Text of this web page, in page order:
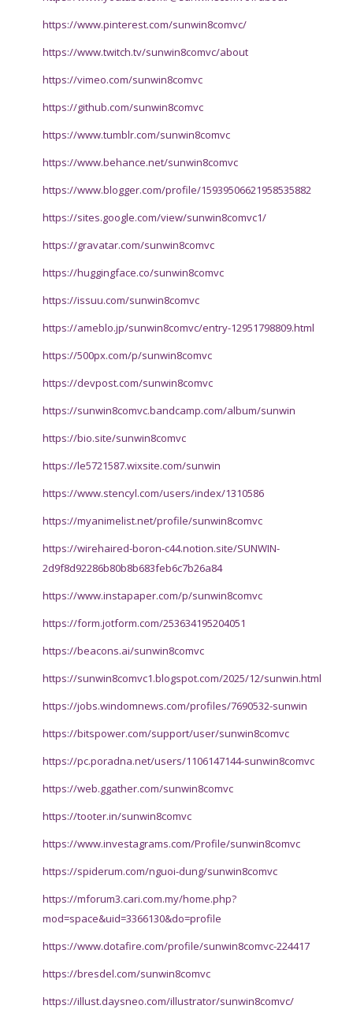
https://www.pinterest.com/sunwin8comvc/
https://www.twitch.tv/sunwin8comvc/about
https://vimeo.com/sunwin8comvc
https://github.com/sunwin8comvc
https://www.tumblr.com/sunwin8comvc
https://www.behance.net/sunwin8comvc
https://www.blogger.com/profile/15939506621958535882
https://sites.google.com/view/sunwin8comvc1/
https://gravatar.com/sunwin8comvc
https://huggingface.co/sunwin8comvc
https://issuu.com/sunwin8comvc
https://ameblo.jp/sunwin8comvc/entry-12951798809.html
https://500px.com/p/sunwin8comvc
https://devpost.com/sunwin8comvc
https://sunwin8comvc.bandcamp.com/album/sunwin
https://bio.site/sunwin8comvc
https://le5721587.wixsite.com/sunwin
https://www.stencyl.com/users/index/1310586
https://myanimelist.net/profile/sunwin8comvc
https://wirehaired-boron-c44.notion.site/SUNWIN-
2d9f8d92286b80b8b683feb6c7b26a84
https://www.instapaper.com/p/sunwin8comvc
https://form.jotform.com/253634195204051
https://beacons.ai/sunwin8comvc
https://sunwin8comvc1.blogspot.com/2025/12/sunwin.html
https://jobs.windomnews.com/profiles/7690532-sunwin
https://bitspower.com/support/user/sunwin8comvc
https://pc.poradna.net/users/1106147144-sunwin8comvc
https://web.ggather.com/sunwin8comvc
https://tooter.in/sunwin8comvc
https://www.investagrams.com/Profile/sunwin8comvc
https://spiderum.com/nguoi-dung/sunwin8comvc
https://mforum3.cari.com.my/home.php?
mod=space&uid=3366130&do=profile
https://www.dotafire.com/profile/sunwin8comvc-224417
https://bresdel.com/sunwin8comvc
https://illust.daysneo.com/illustrator/sunwin8comvc/